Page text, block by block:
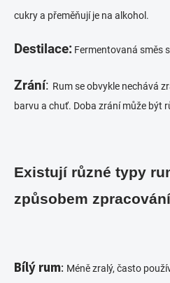
cukry a přeměňují je na alkohol.
Destilace: Fermentovaná směs
Zrání: Rum se obvykle nechává
barvu a chuť. Doba zrání může být
Existují různé typy
způsobem
Bílý rum: Méně zralý, často